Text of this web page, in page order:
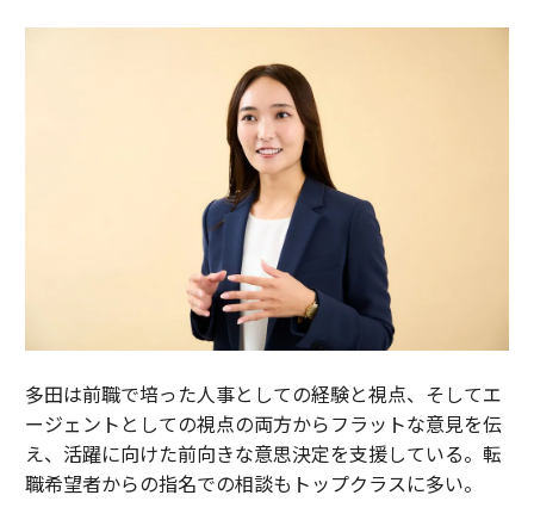
多田は前職で培った人事としての経験と視点、そしてエ
ージェントとしての視点の両方からフラットな意見を伝
え、活躍に向けた前向きな意思決定を支援している。転
職希望者からの指名での相談もトップクラスに多い。